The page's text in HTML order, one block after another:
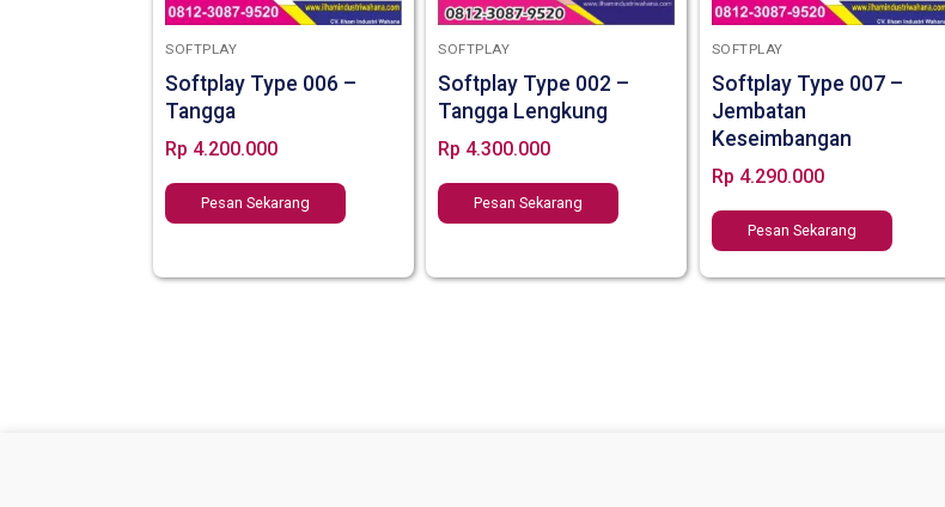
SOFTPLAY
Softplay Type 006 –
Tangga
Rp 4.200.000
Pesan Sekarang
SOFTPLAY
Softplay Type 002 –
Tangga Lengkung
Rp 4.300.000
Pesan Sekarang
SOFTPLAY
Softplay Type 007 –
Jembatan
Keseimbangan
Rp 4.290.000
Pesan Sekarang